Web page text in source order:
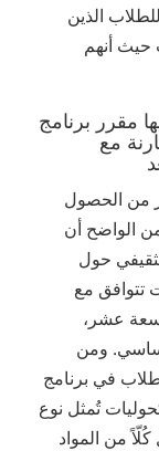
الذين
حيث أنهم
مقرر برنامج
مع
من الحصول
الواضح أن
حول
تتوافق مع
عشر،
ومن
في برنامج
تُمثل نوع
من المواد